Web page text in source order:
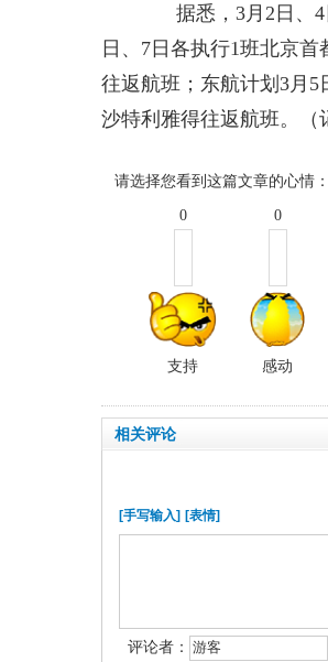
据悉，3月2日、4
日、7日各执行1班北京
往返航班；东航计划3月
沙特利雅得往返航班。（
请选择您看到这篇文章的心情
0
支持
0
感动
相关评论
[手写输入] [表情]
评论者：